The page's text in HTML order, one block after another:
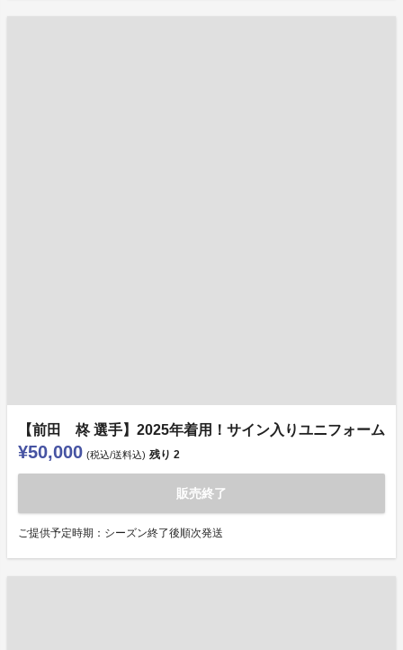
【前田 柊 選手】2025年着用！サイン入りユニフォーム
¥50,000 (税込/送料込) 残り 2
販売終了
ご提供予定時期：シーズン終了後順次発送